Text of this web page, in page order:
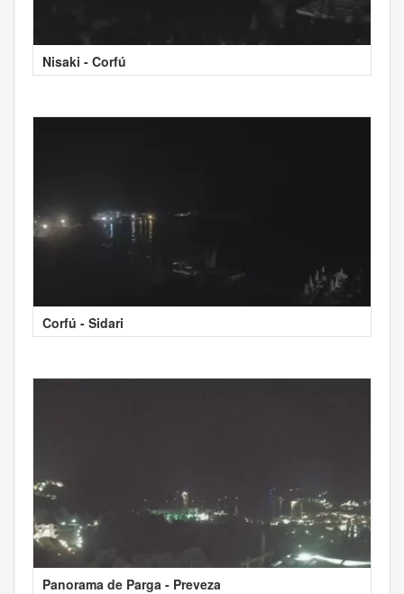
Nisaki - Corfú
Corfú - Sidari
Panorama de Parga - Preveza